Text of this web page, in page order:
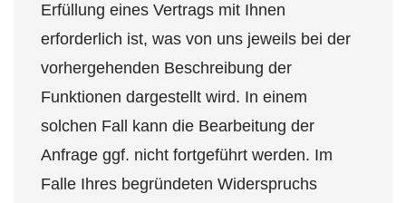
Erfüllung eines Vertrags mit Ihnen
erforderlich ist, was von uns jeweils bei der
vorhergehenden Beschreibung der
Funktionen dargestellt wird. In einem
solchen Fall kann die Bearbeitung der
Anfrage ggf. nicht fortgeführt werden. Im
Falle Ihres begründeten Widerspruchs